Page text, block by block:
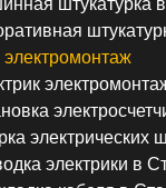
штукатурка
электромонтаж
электрических
электрики в